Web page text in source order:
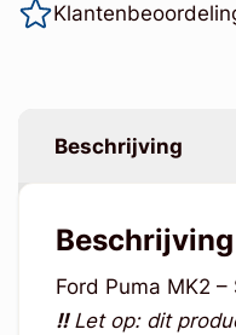
Beschrijving
Beschrijving
Ford Puma MK2
!!Let op: dit